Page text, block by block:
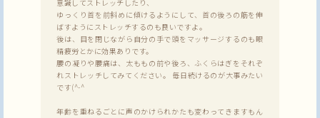
意識してストレッチしたり、
ゆっくり首を前斜めに傾けるようにして、首の後ろの筋を伸
ばすようにストレッチするのも良いですよ。
後は、目を閉じながら自分の手で頭をマッサージするのも眼
精疲労とかに効果ありです。
腰の凝りや腰痛は、太ももの前や後ろ、ふくらはぎをそれぞ
れストレッチしてみてください。 毎日続けるのが大事みたい
です(^-^
年齢を重ねるごとに声のかけられかたも変わってきますもん